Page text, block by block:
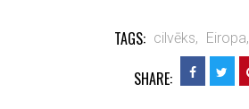
TAGS: cilvēks, Eiropa,
SHARE: